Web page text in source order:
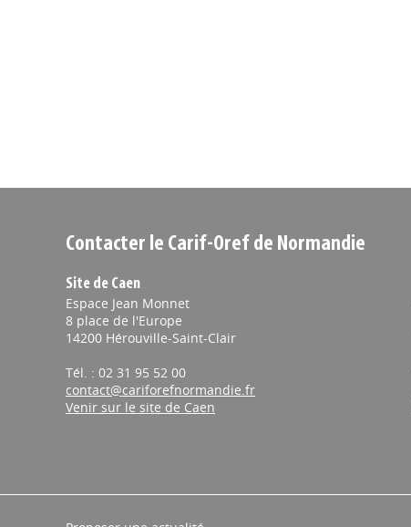
Contacter le Carif-Oref de Normandie
Site de Caen
Espace Jean Monnet
8 place de l'Europe
14200 Hérouville-Saint-Clair
Tél. : 02 31 95 52 00
contact@cariforefnormandie.fr
Venir sur le site de Caen